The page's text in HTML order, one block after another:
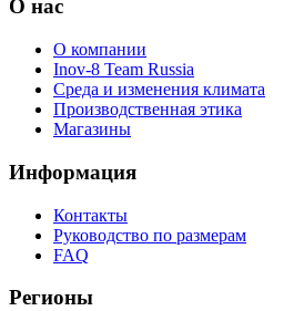
О нас
О компании
Inov-8 Team Russia
Среда и изменения климата
Производственная этика
Магазины
Информация
Контакты
Руководство по размерам
FAQ
Регионы